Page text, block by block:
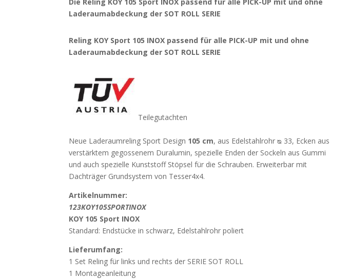
Laderaumabdeckung der SOT ROLL SERIE
Reling KOY Sport 105 INOX passend für alle PICK-UP mit und ohne
Laderaumabdeckung der SOT ROLL SERIE
Teilegutachten
Neue Laderaumreling Sport Design 105 cm, aus Edelstahlrohr ᴓ 33, Ecken aus
verstärktem gegossenem Duralumin, spezielle Enden der Sockeln aus Gummi
und auch spezielle Kunststoff Stöpsel für die Schrauben. Erweiterbar mit
Dachträger Grundsystem von Tesser4x4.
Artikelnummer:
123KOY105SPORTINOX
KOY 105 Sport INOX
Standard: Endstücke in schwarz, Edelstahlrohr poliert
Lieferumfang:
1 Set Reling für links und rechts der SERIE SOT ROLL
1 Montageanleitung